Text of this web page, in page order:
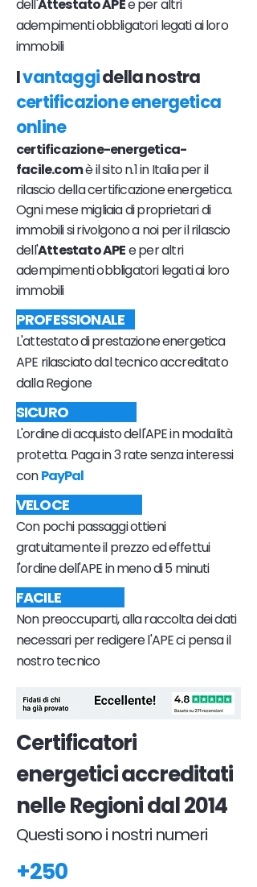
dell'Attestato APEe per altri
adempimenti obbligatori legati ai loro
immobili
Ivantaggidella nostra
certificazione energetica
online
certificazione-energetica-
facile.comè il sito n.1 in Italia per il
rilascio della certificazione energetica.
Ogni mese migliaia di proprietari di
immobili si rivolgono a noi per il rilascio
dell'Attestato APEe per altri
adempimenti obbligatori legati ai loro
immobili
PROFESSIONALE
L'attestato di prestazione energetica
APE rilasciato dal tecnico accreditato
dalla Regione
SICURO
L'ordine di acquisto dell'APE in modalità
protetta. Paga in 3 rate senza interessi
conPayPal
VELOCE
Con pochi passaggi ottieni
gratuitamente il prezzo ed effettui
l'ordine dell'APE in meno di 5 minuti
FACILE
Non preoccuparti, alla raccolta dei dati
necessari per redigere l'APE ci pensa il
nostro tecnico
Certificatori
energetici accreditati
nelle Regioni dal 2014
Questi sono i nostri numeri
+250